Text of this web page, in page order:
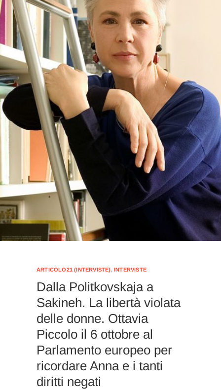
ARTICOLO21 (INTERVISTE) ,INTERVISTE
Dalla Politkovskaja a
Sakineh. La libertà violata
delle donne. Ottavia
Piccolo il 6 ottobre al
Parlamento europeo per
ricordare Anna e i tanti
diritti negati